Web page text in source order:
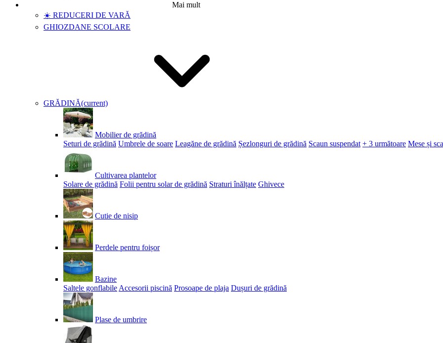
Mai mult
☀️ REDUCERI DE VARĂ
GHIOZDANE SCOLARE
GRĂDINĂ(current)
Mobilier de grădină
Seturi de grădină Umbrele de soare Leagăne de grădină Șezlonguri de grădină Scaun suspendat + 3 următoare Mese și
Cultivarea plantelor
Solare de grădină Folii pentru solar de grădină Straturi înălțate Ghivece
Cutie de nisip
Perdele pentru foișor
Bazine
Saltele gonflabile Accesorii piscină Prosoape de plaja Dușuri de grădină
Plase de umbrire